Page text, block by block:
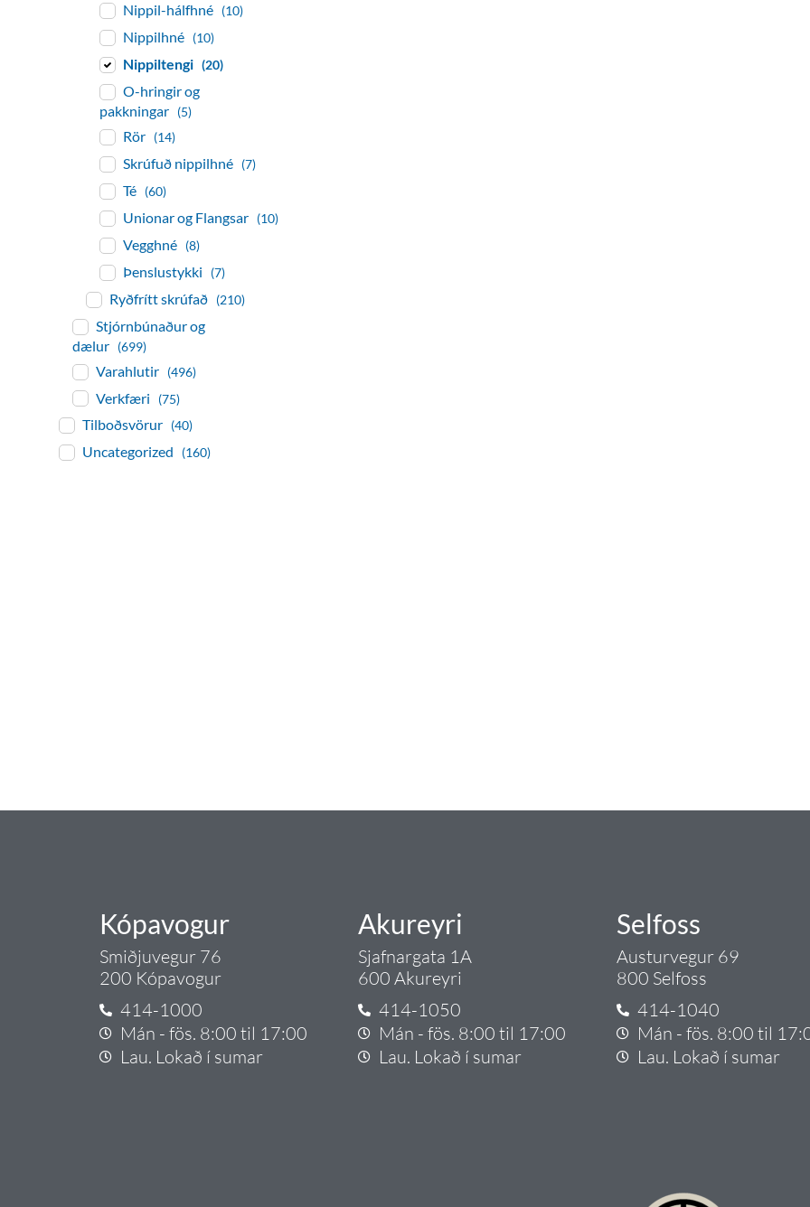
Nippil-hálfhné (10)
Nippilhné (10)
Nippiltengi (20)
O-hringir og
pakkningar (5)
Rör (14)
Skrúfuð nippilhné (7)
Té (60)
Unionar og Flangsar (10)
Vegghné (8)
Þenslustykki (7)
Ryðfrítt skrúfað (210)
Stjórnbúnaður og
dælur (699)
Varahlutir (496)
Verkfæri (75)
Tilboðsvörur (40)
Uncategorized (160)
Kópavogur
Smiðjuvegur 76
200 Kópavogur
414-1000
Mán - fös. 8:00 til 17:00
Lau. Lokað í sumar
Akureyri
Sjafnargata 1A
600 Akureyri
414-1050
Mán - fös. 8:00 til 17:00
Lau. Lokað í sumar
Selfoss
Austurvegur 69
800 Selfoss
414-1040
Mán - fös. 8:00 til
Lau. Lokað í sumar